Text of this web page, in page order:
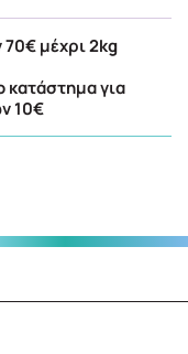
μέχρι 2kg
για
10€